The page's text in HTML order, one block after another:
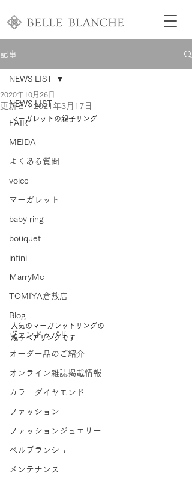
記事
NEWS LIST
FAIR
MEIDA
よくある質問
voice
マーガレット
baby ring
bouquet
infini
ＭarryMe
TOMIYA倉敷店
Blog
ヴァンドゥパリ
オーダー品のご紹介
オンライン雑誌掲載情報
カラーダイヤモンド
ファッション
ファッションジュエリー
ベルブランシュ
メンテナンス
NEWS LIST
2020年10月26日
更新日： 2021年3月17日
マーガレットの親子リング
人気のマーガレットリングの
親子ペアリングです